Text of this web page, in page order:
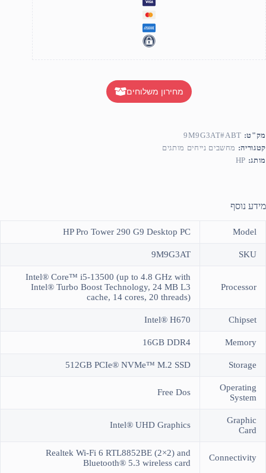
מחירון משלוחים
מק"ט: 9M9G3AT#ABT
קטגוריה: מחשבים נייחים מותגים
מותג: HP
מידע נוסף
Model
HP Pro Tower 290 G9 Desktop PC
SKU
9M9G3AT
Processor
Intel® Core™ i5-13500 (up to 4.8 GHz with
Intel® Turbo Boost Technology, 24 MB L3
cache, 14 cores, 20 threads)
Chipset
Intel® H670
Memory
16GB DDR4
Storage
512GB PCIe® NVMe™ M.2 SSD
Operating
System
Free Dos
Graphic
Card
Intel® UHD Graphics
Connectivity
Realtek Wi-Fi 6 RTL8852BE (2×2) and
Bluetooth® 5.3 wireless card